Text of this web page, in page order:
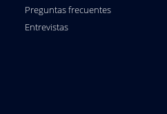
Preguntas frecuentes
Entrevistas